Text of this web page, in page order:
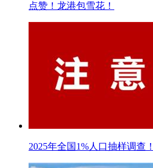
点赞！龙港包雪花！
2025年全国1%人口抽样调查